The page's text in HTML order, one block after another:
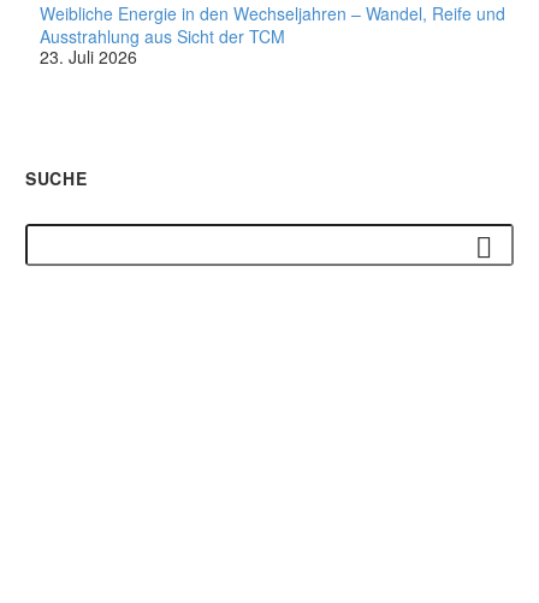
Weibliche Energie in den Wechseljahren – Wandel, Reife und
Ausstrahlung aus Sicht der TCM
23. Juli 2026
SUCHE